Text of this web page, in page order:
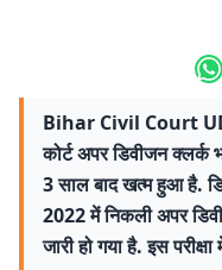
Bihar Civil Court
कोर्ट अपर डिवीजन क्लर्क
3 साल बाद खत्म हुआ है.
2022 में निकली अपर
जारी हो गया है. इस